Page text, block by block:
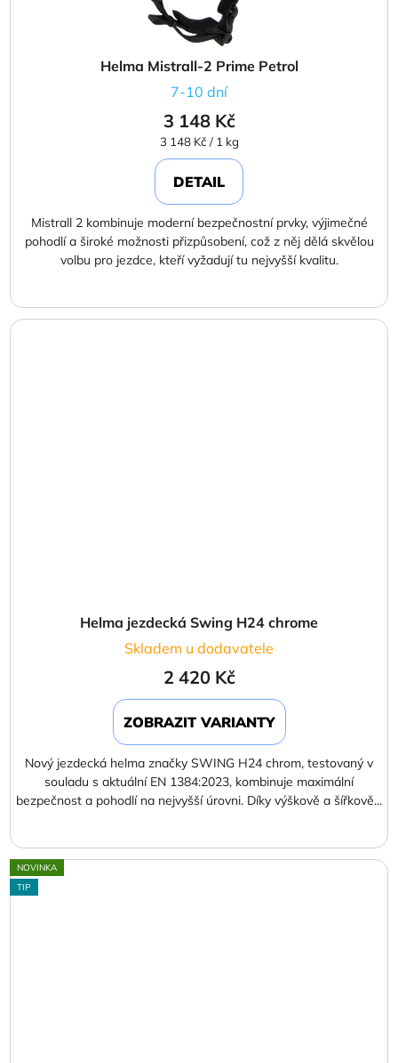
Helma Mistrall-2 Prime Petrol
7-10 dní
3 148 Kč
Měrná
cena:
3 148 Kč / 1 kg
DETAIL
Mistrall 2 kombinuje moderní bezpečnostní prvky, výjimečné
pohodlí a široké možnosti přizpůsobení, což z něj dělá skvělou
volbu pro jezdce, kteří vyžadují tu nejvyšší kvalitu.
Helma jezdecká Swing H24 chrome
Skladem u dodavatele
2 420 Kč
ZOBRAZIT VARIANTY
Nový jezdecká helma značky SWING H24 chrom, testovaný v
souladu s aktuální EN 1384:2023, kombinuje maximální
bezpečnost a pohodlí na nejvyšší úrovni. Díky výškově a šířkově...
NOVINKA
TIP